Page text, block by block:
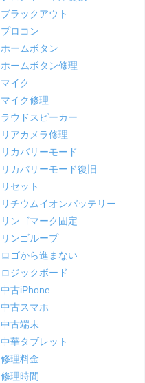
ブラックアウト
プロコン
ホームボタン
ホームボタン修理
マイク
マイク修理
ラウドスピーカー
リアカメラ修理
リカバリーモード
リカバリーモード復旧
リセット
リチウムイオンバッテリー
リンゴマーク固定
リンゴループ
ロゴから進まない
ロジックボード
中古iPhone
中古スマホ
中古端末
中華タブレット
修理料金
修理時間